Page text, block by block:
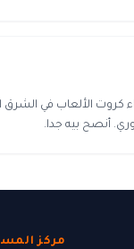
كروت الألعاب في الشرق
أنصح بيه جدا.
مركز